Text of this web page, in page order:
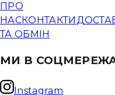
ПРО
НАСКОНТАКТИ
ТА ОБМІН
МИ В
Instagram